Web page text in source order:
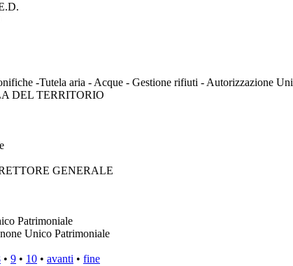
-Tutela aria - Acque - Gestione rifiuti - Autorizzazione
DEL TERRITORIO
GENERALE
Patrimoniale
Unico Patrimoniale
• 9 • 10 • avanti • fine